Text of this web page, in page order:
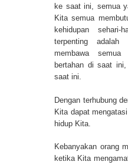
ke saat ini, semua
Kita semua
kehidupan
terpenting
membawa
bertahan di saat ini,
saat ini.
Dengan terhubung
Kita dapat
hidup Kita.
Kebanyakan orang
ketika Kita